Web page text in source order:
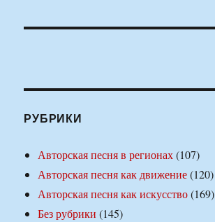
РУБРИКИ
Авторская песня в регионах(107)
Авторская песня как движение(120)
Авторская песня как искусство(169)
Без рубрики (145)